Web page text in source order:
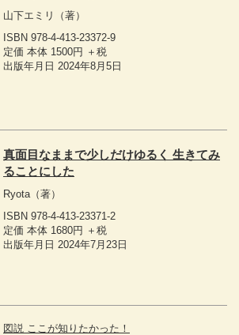
山下エミリ
（著）
ISBN 978-4-413-23372-9
定価 本体 1500円 ＋税
出版年月日 2024年8月5日
真面目なままで少しだけゆるく 生きてみ
ることにした
Ryota （著）
ISBN 978-4-413-23371-2
定価 本体 1680円 ＋税
出版年月日 2024年7月23日
図説 ここが知りたかった！